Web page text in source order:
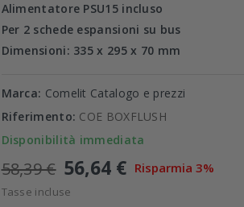
Alimentatore PSU15 incluso
Per 2 schede espansioni su bus
Dimensioni: 335 x 295 x 70 mm
Marca: Comelit Catalogo e prezzi
Riferimento: COE BOXFLUSH
Disponibilità immediata
58,39 € 56,64 € Risparmia 3%
Tasse incluse